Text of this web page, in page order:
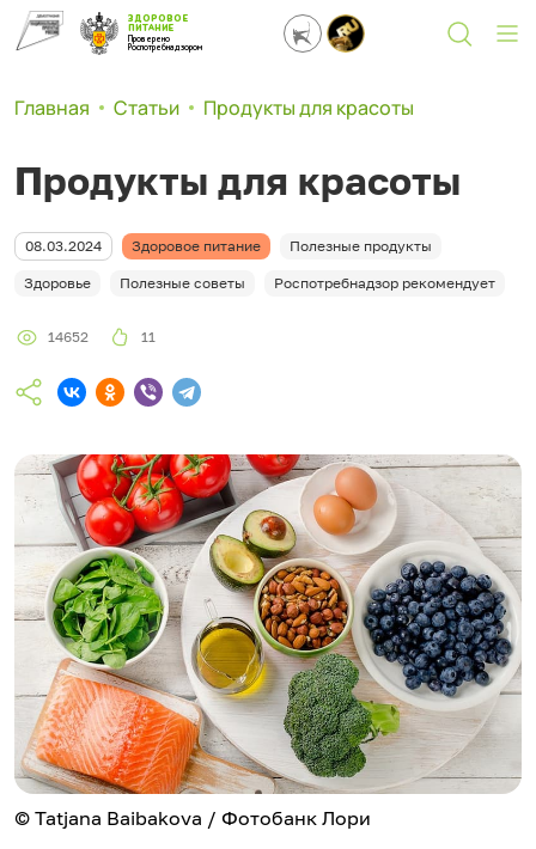
ЗДОРОВОЕ
ПИТАНИЕ
Проверено
Роспотребнадзором
Главная Статьи Продукты для красоты
Продукты для красоты
08.03.2024 Здоровое питание Полезные продукты
Здоровье Полезные советы Роспотребнадзор рекомендует
14652 11
© Tatjana Baibakova / Фотобанк Лори